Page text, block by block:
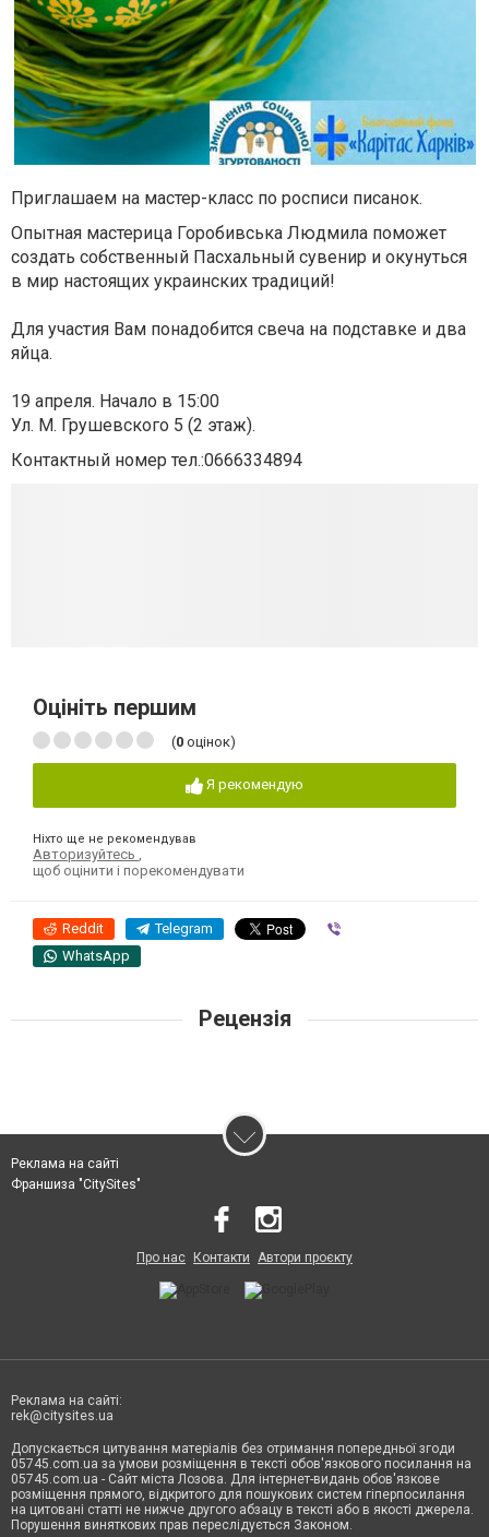
Приглашаем на мастер-класс по росписи писанок.
Опытная мастерица Горобивська Людмила поможет
создать собственный Пасхальный сувенир и окунуться
в мир настоящих украинских традиций!
Для участия Вам понадобится свеча на подставке и два
яйца.
19 апреля. Начало в 15:00
Ул. М. Грушевского 5 (2 этаж).
Контактный номер тел.:0666334894
Оцініть першим
(0 оцінок)
Я рекомендую
Ніхто ще не рекомендував
Авторизуйтесь
щоб оцінити і порекомендувати
Reddit Telegram
WhatsApp
Рецензія
Реклама на сайті
Франшиза "CitySites"
Про нас Контакти Автори проєкту
Реклама на сайті:
rek@citysites.ua
Допускається цитування матеріалів без отримання попередньої згоди
05745.com.ua за умови розміщення в тексті обов'язкового посилання на
05745.com.ua - Сайт міста Лозова. Для інтернет-видань обов'язкове
розміщення прямого, відкритого для пошукових систем гіперпосилання
на цитовані статті не нижче другого абзацу в тексті або в якості джерела.
Порушення виняткових прав переслідується Законом.